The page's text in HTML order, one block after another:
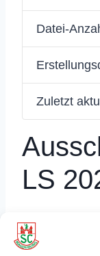
Datei-
Zuletzt
LS